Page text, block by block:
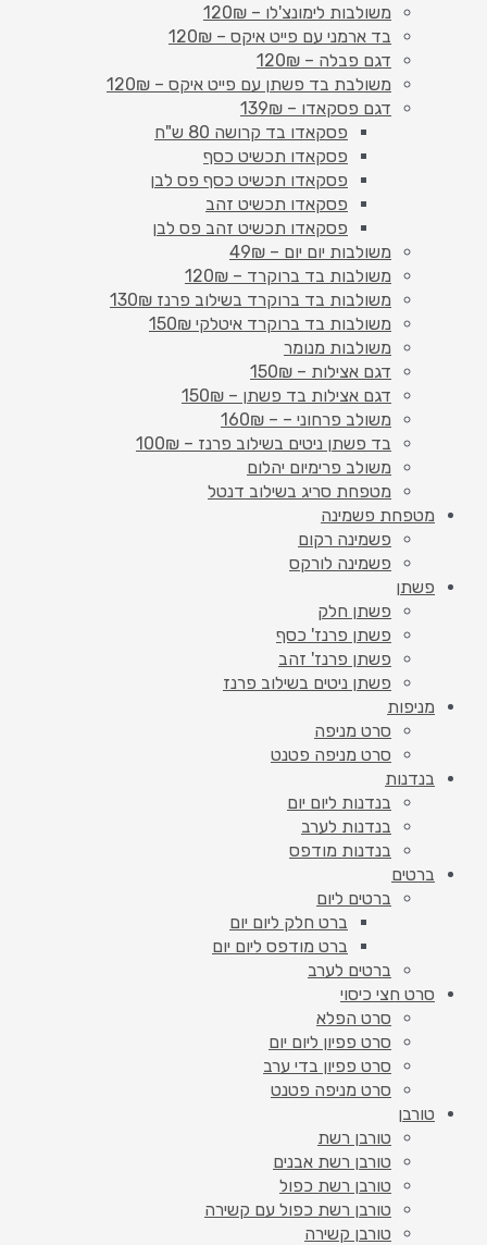
משולבות לימונצ'לו – 120₪
בד ארמני עם פייט איקס – 120₪
דגם פבלה – 120₪
משולבת בד פשתן עם פייט איקס – 120₪
דגם פסקאדו – 139₪
פסקאדו בד קרושה 80 ש"ח
פסקאדו תכשיט כסף
פסקאדו תכשיט כסף פס לבן
פסקאדו תכשיט זהב
פסקאדו תכשיט זהב פס לבן
משולבות יום יום – 49₪
משולבות בד ברוקרד – 120₪
משולבות בד ברוקרד בשילוב פרנז 130₪
משולבות בד ברוקרד איטלקי 150₪
משולבות מנומר
דגם אצילות – 150₪
דגם אצילות בד פשתן – 150₪
משולב פרחוני – – 160₪
בד פשתן ניטים בשילוב פרנז – 100₪
משולב פרימיום יהלום
מטפחת סריג בשילוב דנטל
מטפחת פשמינה
פשמינה רקום
פשמינה לורקס
פשתן
פשתן חלק
פשתן פרנז' כסף
פשתן פרנז' זהב
פשתן ניטים בשילוב פרנז
מניפות
סרט מניפה
סרט מניפה פטנט
בנדנות
בנדנות ליום יום
בנדנות לערב
בנדנות מודפס
ברטים
ברטים ליום
ברט חלק ליום יום
ברט מודפס ליום יום
ברטים לערב
סרט חצי כיסוי
סרט הפלא
סרט פפיון ליום יום
סרט פפיון בדי ערב
סרט מניפה פטנט
טורבן
טורבן רשת
טורבן רשת אבנים
טורבן רשת כפול
טורבן רשת כפול עם קשירה
טורבן קשירה